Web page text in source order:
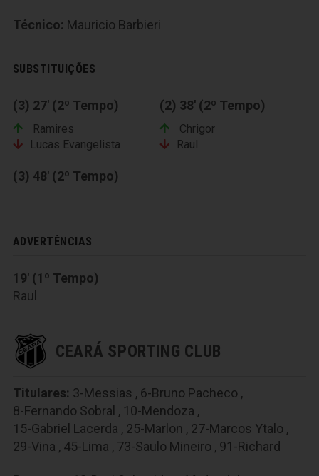
Técnico: Mauricio Barbieri
SUBSTITUIÇÕES
(3) 27' (2º Tempo)
Ramires
Lucas Evangelista
(2) 38' (2º Tempo)
Chrigor
Raul
(3) 48' (2º Tempo)
ADVERTÊNCIAS
19' (1º Tempo)
Raul
CEARÁ SPORTING CLUB
Titulares: 3-Messias , 6-Bruno Pacheco ,
8-Fernando Sobral , 10-Mendoza ,
15-Gabriel Lacerda , 25-Marlon , 27-Marcos Ytalo ,
29-Vina , 45-Lima , 73-Saulo Mineiro , 91-Richard